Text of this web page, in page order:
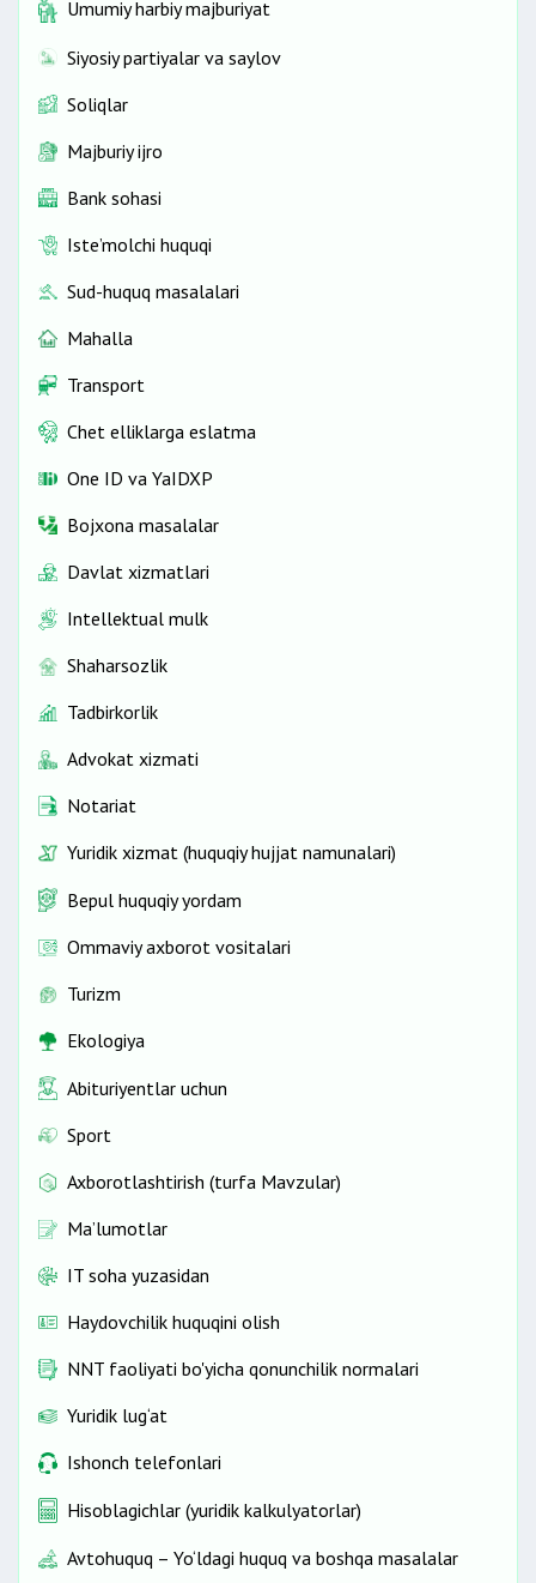
Umumiy harbiy majburiyat
Siyosiy partiyalar va saylov
Soliqlar
Majburiy ijro
Bank sohasi
Iste’molchi huquqi
Sud-huquq masalalari
Mahalla
Transport
Chet elliklarga eslatma
One ID vа YaIDXP
Bojxona masalalar
Davlat xizmatlari
Intellektual mulk
Shaharsozlik
Tadbirkorlik
Advokat xizmati
Notariat
Yuridik xizmat (huquqiy hujjat namunalari)
Bepul huquqiy yordam
Ommaviy axborot vositalari
Turizm
Ekologiya
Abituriyentlar uchun
Sport
Axborotlashtirish (turfa Mavzular)
Ma’lumotlar
IT soha yuzasidan
Haydovchilik huquqini olish
NNT faoliyati bo'yicha qonunchilik normalari
Yuridik lug‘at
Ishonch telefonlari
Hisoblagichlar (yuridik kalkulyatorlar)
Avtohuquq – Yo‘ldagi huquq va boshqa masalalar